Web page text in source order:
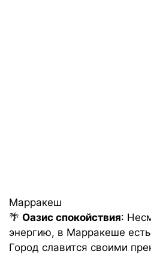
Марракеш
🌴 Оазис спокойствия:
энергию, в Марракеше есть
Город славится своими